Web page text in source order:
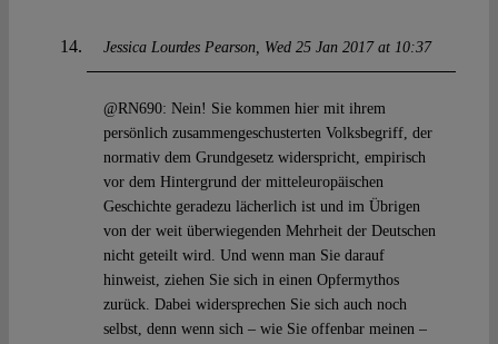
Jessica Lourdes Pearson Wed 25 Jan 2017 at 10:37
@RN690: Nein! Sie kommen hier mit ihrem
persönlich zusammengeschusterten Volksbegriff, der
normativ dem Grundgesetz widerspricht, empirisch
vor dem Hintergrund der mitteleuropäischen
Geschichte geradezu lächerlich ist und im Übrigen
von der weit überwiegenden Mehrheit der Deutschen
nicht geteilt wird. Und wenn man Sie darauf
hinweist, ziehen Sie sich in einen Opfermythos
zurück. Dabei widersprechen Sie sich auch noch
selbst, denn wenn sich – wie Sie offenbar meinen –